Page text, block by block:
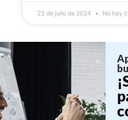
23 de julio de 2024 No hay